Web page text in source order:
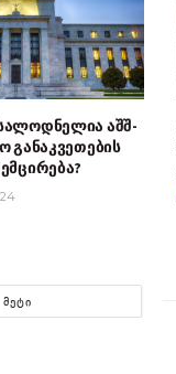
აშშ-
განაკვეთების
ᲛᲔᲢᲘ